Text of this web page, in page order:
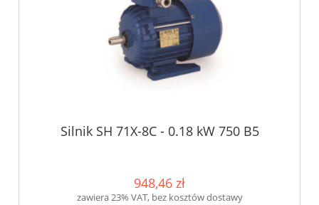
Silnik SH 71X-8C - 0.18 kW 750 B5
948,46 zł
zawiera 23% VAT, bez kosztów dostawy